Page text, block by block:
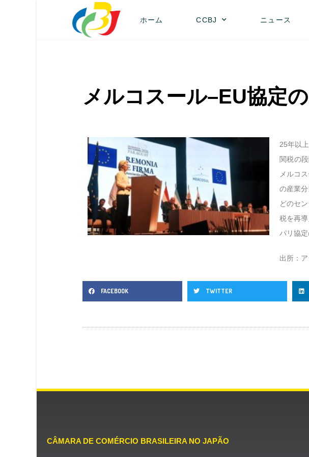
ホーム CCBJ ニュース
メルコスール–EU協定
25年以
関税の
メルコ
の産業
どのセ
税を再
パリ協
出所：
FACEBOOK TWITTER
CÂMARA DE COMÉRCIO BRASILEIRA NO JAPÃO